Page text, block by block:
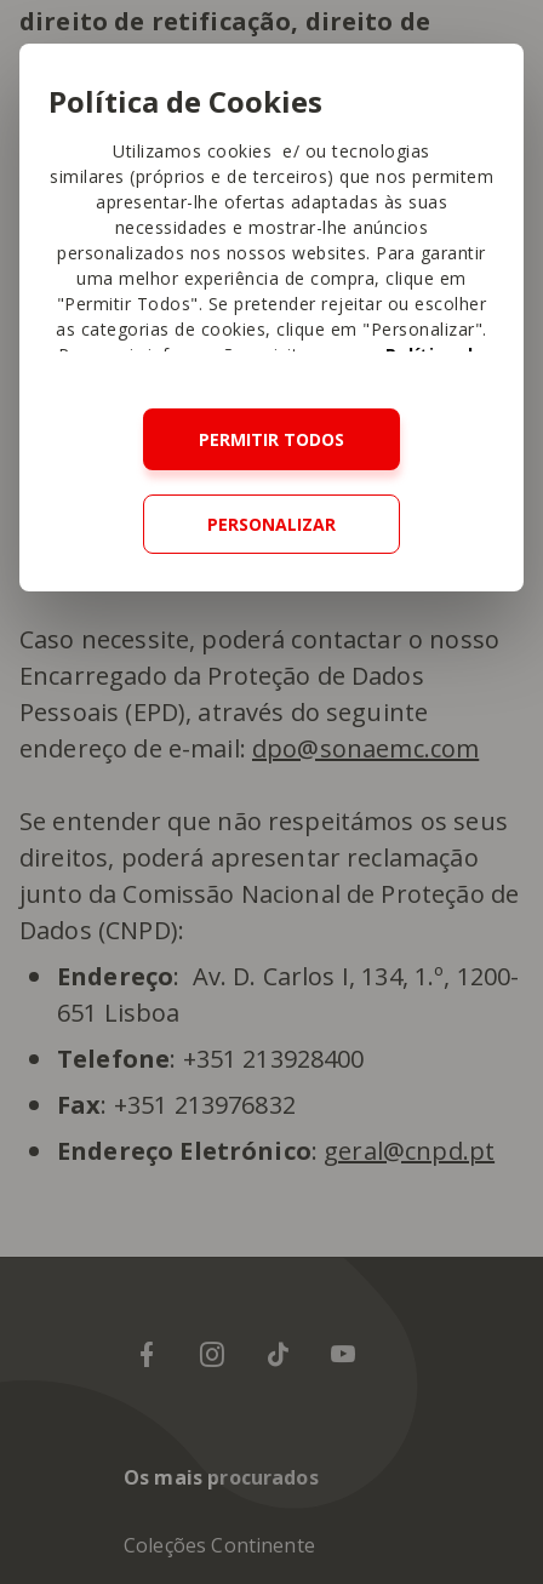
Política de Cookies
Utilizamos cookies e/ ou tecnologias
similares (próprios e de terceiros) que nos permitem
apresentar-lhe ofertas adaptadas às suas
necessidades e mostrar-lhe anúncios
personalizados nos nossos websites. Para garantir
uma melhor experiência de compra, clique em
"Permitir Todos". Se pretender rejeitar ou escolher
as categorias de cookies, clique em "Personalizar".
Para mais informações, visite a nossa Política de
PERMITIR TODOS
PERSONALIZAR
direito de retificação, direito de
apagamento, direito de limitação,
direito de portabilidade e direito de
seguinte endereço de e-mail:
dadospessoais@sonaemc.com
No que respeita à possibilidade de revogar
o consentimento prestado, cumpre
advertir que tal não invalida o tratamento
Procederemos à análise cuidada dos seus
pedidos, avaliando a sua legitimidade e
pertinência, comprometendo-nos a dar
Caso necessite, poderá contactar o nosso
Encarregado da Proteção de Dados
Pessoais (EPD), através do seguinte
endereço de e-mail: dpo@sonaemc.com
Se entender que não respeitámos os seus
direitos, poderá apresentar reclamação
junto da Comissão Nacional de Proteção de
Dados (CNPD):
Endereço: Av. D. Carlos I, 134, 1.º, 1200-
651 Lisboa
Telefone: +351 213928400
Fax: +351 213976832
Endereço Eletrónico: geral@cnpd.pt
Os mais procurados
Coleções Continente